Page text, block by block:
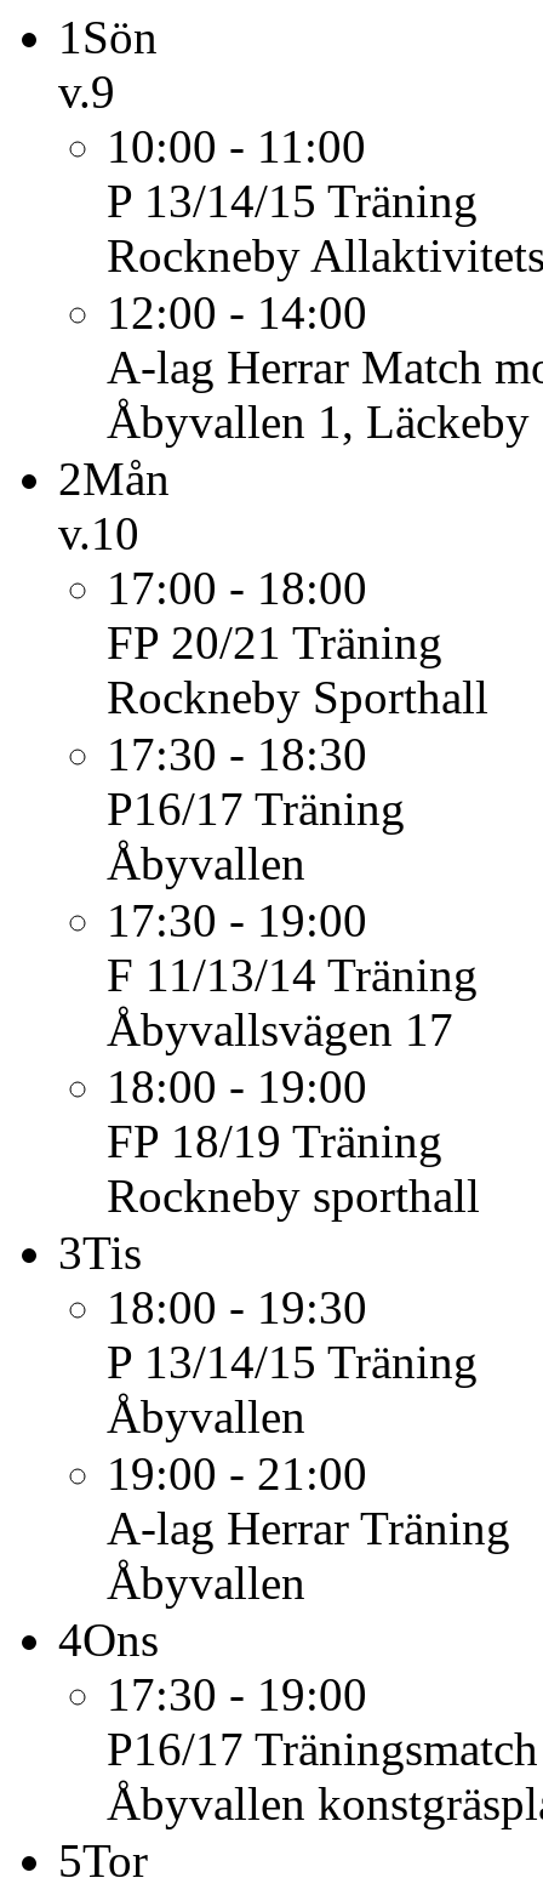
1Sön
v.9
10:00 - 11:00
P 13/14/15 Träning
Rockneby
12:00 - 14:00
A-lag Herrar Match
Åbyvallen 1, Läckeby
2Mån
v.10
17:00 - 18:00
FP 20/21 Träning
Rockneby Sporthall
17:30 - 18:30
P16/17 Träning
Åbyvallen
17:30 - 19:00
F 11/13/14 Träning
Åbyvallsvägen 17
18:00 - 19:00
FP 18/19 Träning
Rockneby sporthall
3Tis
18:00 - 19:30
P 13/14/15 Träning
Åbyvallen
19:00 - 21:00
A-lag Herrar Träning
Åbyvallen
4Ons
17:30 - 19:00
P16/17
Åbyvallen
5Tor